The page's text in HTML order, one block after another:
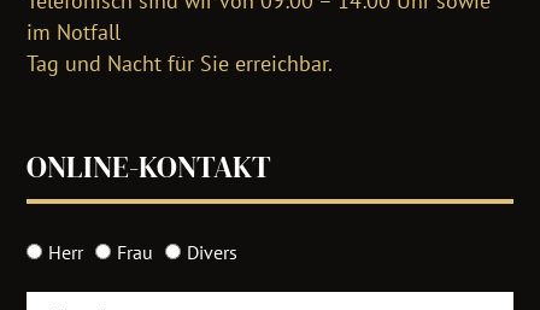
im Notfall
Tag und Nacht für Sie erreichbar.
ONLINE-KONTAKT
Herr Frau Divers